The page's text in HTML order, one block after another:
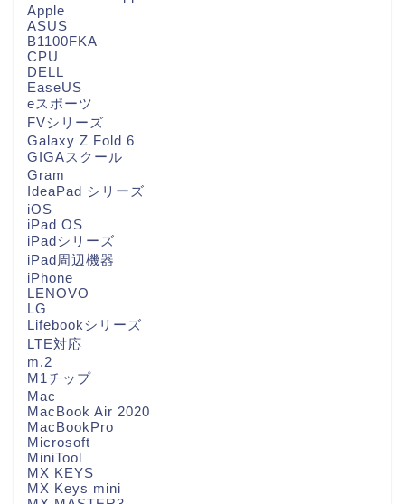
Apple
ASUS
B1100FKA
CPU
DELL
EaseUS
eスポーツ
FVシリーズ
Galaxy Z Fold 6
GIGAスクール
Gram
IdeaPad シリーズ
iOS
iPad OS
iPadシリーズ
iPad周辺機器
iPhone
LENOVO
LG
Lifebookシリーズ
LTE対応
m.2
M1チップ
Mac
MacBook Air 2020
MacBookPro
Microsoft
MiniTool
MX KEYS
MX Keys mini